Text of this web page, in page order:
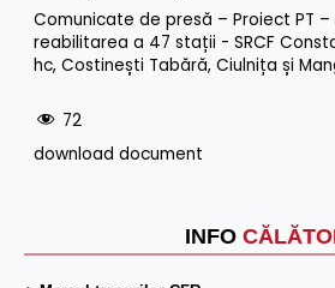
INFO
Comunicate de presă – Proiect PT
reabilitarea a 47 stații - SRCF
hc, Costinești Tabără, Ciulnița și
72
download document